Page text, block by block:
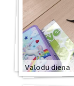
Valodu diena